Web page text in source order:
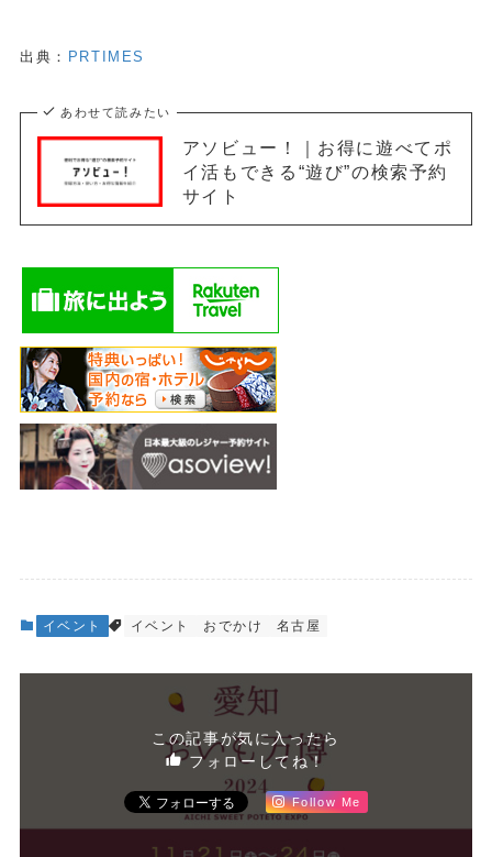
出典： PRTIMES
あわせて読みたい
アソビュー！｜お得に遊べてポ
イ活もできる“遊び”の検索予約
サイト
イベント イベント おでかけ 名古屋
この記事が気に入ったら
フォローしてね！
Follow Me